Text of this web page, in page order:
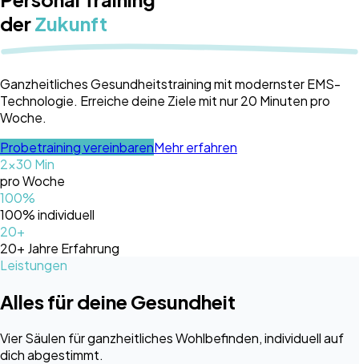
derZukunft
Ganzheitliches Gesundheitstraining mit modernster EMS-
Technologie. Erreiche deine Ziele mit nur 20 Minuten pro
Woche.
Probetraining vereinbarenMehr erfahren
2x30 Min
pro Woche
100%
100% individuell
20+
20+ Jahre Erfahrung
Leistungen
Alles für deine Gesundheit
Vier Säulen für ganzheitliches Wohlbefinden, individuell auf
dich abgestimmt.